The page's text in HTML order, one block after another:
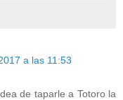
a las 11:53
de taparle a Totoro la